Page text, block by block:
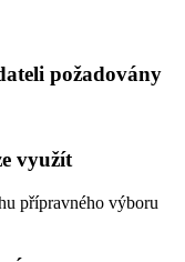
požadovány
využít
přípravného výboru